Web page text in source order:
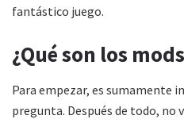
fantástico juego.
¿Qué son los
Para empezar, es sumamente
pregunta. Después de todo, no